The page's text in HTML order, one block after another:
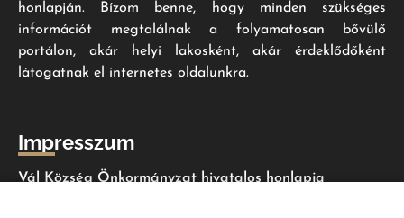
honlapján. Bízom benne, hogy minden szükséges
információt megtalálnak a folyamatosan bővülő
portálon, akár helyi lakosként, akár érdeklődőként
látogatnak el internetes oldalunkra.
Impresszum
Vál Község Önkormányzat hivatalos honlapja